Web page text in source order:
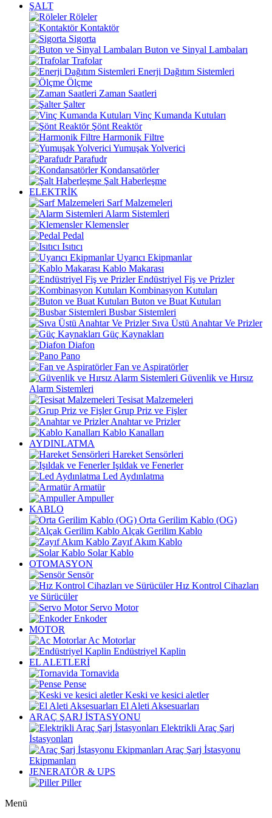
ŞALT
Röleler
Kontaktör
Sigorta
Buton ve Sinyal Lambaları
Trafolar
Enerji Dağıtım Sistemleri
Ölçme
Zaman Saatleri
Şalter
Vinç Kumanda Kutuları
Şönt Reaktör
Harmonik Filtre
Yumuşak Yolverici
Parafudr
Kondansatörler
Şalt Haberleşme
ELEKTRİK
Sarf Malzemeleri
Alarm Sistemleri
Klemensler
Pedal
Isıtıcı
Uyarıcı Ekipmanlar
Kablo Makarası
Endüstriyel Fiş ve Prizler
Kombinasyon Kutuları
Buton ve Buat Kutuları
Busbar Sistemleri
Sıva Üstü Anahtar Ve Prizler
Güç Kaynakları
Diafon
Pano
Fan ve Aspiratörler
Güvenlik ve Hırsız
Alarm Sistemleri
Tesisat Malzemeleri
Grup Priz ve Fişler
Anahtar ve Prizler
Kablo Kanalları
AYDINLATMA
Hareket Sensörleri
Işıldak ve Fenerler
Led Aydınlatma
Armatür
Ampuller
KABLO
Orta Gerilim Kablo (OG)
Alçak Gerilim Kablo
Zayıf Akım Kablo
Solar Kablo
OTOMASYON
Sensör
Hız Kontrol Cihazları
ve Sürücüler
Servo Motor
Enkoder
MOTOR
Ac Motorlar
Endüstriyel Kaplin
EL ALETLERİ
Tornavida
Pense
Keski ve kesici aletler
El Aleti Aksesuarları
ARAÇ ŞARJ İSTASYONU
Elektrikli Araç Şarj
İstasyonları
Araç Şarj İstasyonu
Ekipmanları
JENERATÖR & UPS
Piller
Menü